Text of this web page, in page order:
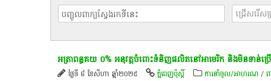
អត្រា​ពន្ធគយ ០% អនុវត្ត​ចំពោះ​ទំនិញ​ផលិត​នៅ​អាមេរិក និង​​មិន​ទាន់​ប្រ
ថ្ងៃទី ៨ ខែសីហា ឆ្នាំ២០២៥ ភ្នំពេញប៉ុស្តិ៍ ការនាំចូល/អាហរណ /